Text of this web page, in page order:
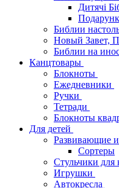
Дитячі
Библии
Новый Завет,
Библии на
Канцтовары
Блокноты
Ежедневники
Ручки
Тетради
Блокноты
Для детей
Развивающие
Сортеры
Стульчики для
Игрушки
Автокресла